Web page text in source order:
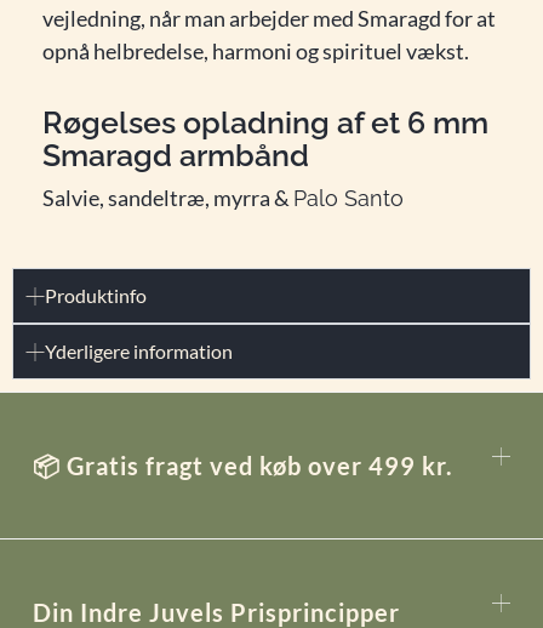
vejledning, når man arbejder med Smaragd for at
opnå helbredelse, harmoni og spirituel vækst.
Røgelses opladning af et 6 mm
Smaragd armbånd
Salvie, sandeltræ, myrra & Palo Santo
Produktinfo
Yderligere information
📦 Gratis fragt ved køb over 499 kr.
Din Indre Juvels Prisprincipper